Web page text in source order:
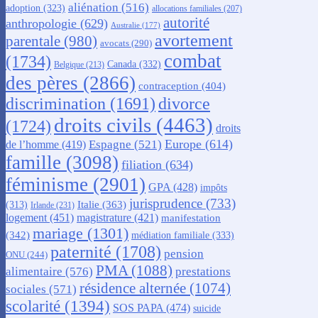
adoption (323) aliénation (516) allocations familiales (207)
anthropologie (629) Australie (177) autorité
parentale (980) avocats (290) avortement
(1734) Belgique (213) Canada (332) combat
des pères (2866) contraception (404)
discrimination (1691) divorce
(1724) droits civils (4463) droits
de l’homme (419) Espagne (521) Europe (614)
famille (3098) filiation (634)
féminisme (2901) GPA (428) impôts
(313) Irlande (231) Italie (363) jurisprudence (733)
logement (451) magistrature (421) manifestation
(342) mariage (1301) médiation familiale (333)
ONU (244) paternité (1708) pension
alimentaire (576) PMA (1088) prestations
sociales (571) résidence alternée (1074)
scolarité (1394) SOS PAPA (474) suicide